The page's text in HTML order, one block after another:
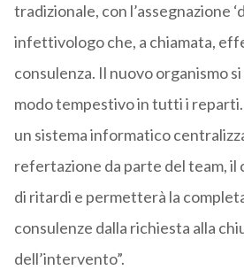
tradizionale, con l’assegnazione
infettivologo che, a chiamata,
consulenza. Il nuovo organismo
modo tempestivo in tutti i
un sistema informatico
refertazione da parte del team, il
di ritardi e permetterà la
consulenze dalla richiesta alla
dell’intervento”.